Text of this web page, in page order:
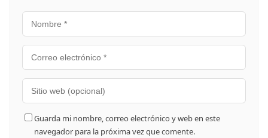
Guarda mi nombre, correo electrónico y web en este
navegador para la próxima vez que comente.